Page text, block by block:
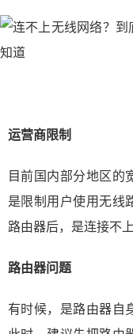
运营商限制
目前国内部分地区的
是限制用户使用无线
路由器后，是连接不上
路由器问题
有时候，是路由器自